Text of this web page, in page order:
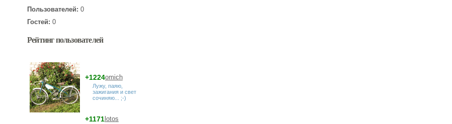
Пользователей: 0
Гостей: 0
Рейтинг пользователей
omich
+1224
Лужу, паяю,
зажигания и свет
сочиняю... ;-)
lotos
+1171